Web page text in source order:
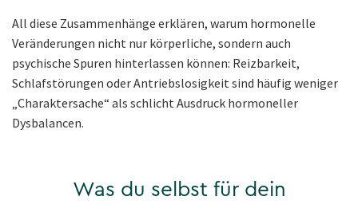
All diese Zusammenhänge erklären, warum hormonelle
Veränderungen nicht nur körperliche, sondern auch
psychische Spuren hinterlassen können: Reizbarkeit,
Schlafstörungen oder Antriebslosigkeit sind häufig weniger
„Charaktersache“ als schlicht Ausdruck hormoneller
Dysbalancen.
Was du selbst für dein